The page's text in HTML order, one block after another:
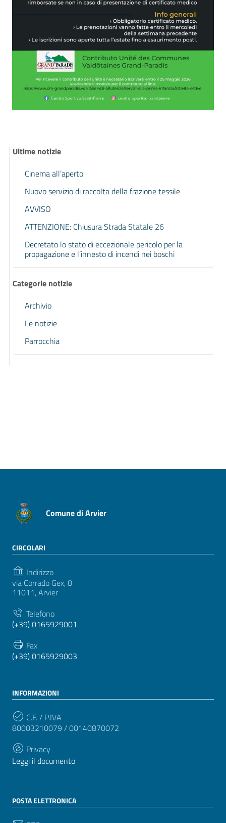
Ultime notizie
Cinema all’aperto
Nuovo servizio di raccolta della frazione tessile
AVVISO
ATTENZIONE: Chiusura Strada Statale 26
Decretato lo stato di eccezionale pericolo per la
propagazione e l’innesto di incendi nei boschi
Categorie notizie
Archivio
Le notizie
Parrocchia
Comune di Arvier
CIRCOLARI
Indirizzo
via Corrado Gex, 8
11011, Arvier
Telefono
(+39) 0165929001
Fax
(+39) 0165929003
INFORMAZIONI
C.F. / P.IVA
80003210079 / 00140870072
Privacy
Leggi il documento
POSTA ELETTRONICA